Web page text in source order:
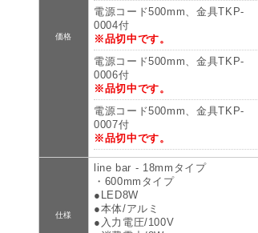
価格
電源コード500mm、金具TKP-
0004付
※品切中です。
電源コード500mm、金具TKP-
0006付
※品切中です。
電源コード500mm、金具TKP-
0007付
※品切中です。
仕様
line bar - 18mmタイプ
・600mmタイプ
●LED8W
●本体/アルミ
●入力電圧/100V